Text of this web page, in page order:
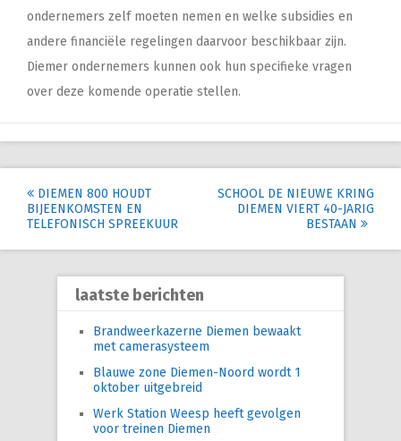
ondernemers zelf moeten nemen en welke subsidies en
andere financiële regelingen daarvoor beschikbaar zijn.
Diemer ondernemers kunnen ook hun specifieke vragen
over deze komende operatie stellen.
Post
navigation
DIEMEN 800 HOUDT
BIJEENKOMSTEN EN
TELEFONISCH SPREEKUUR
SCHOOL DE NIEUWE KRING
DIEMEN VIERT 40-JARIG
BESTAAN
laatste berichten
Brandweerkazerne Diemen bewaakt
met camerasysteem
Blauwe zone Diemen-Noord wordt 1
oktober uitgebreid
Werk Station Weesp heeft gevolgen
voor treinen Diemen